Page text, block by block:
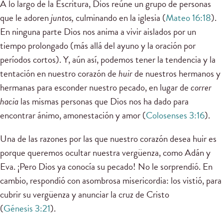
A lo largo de la Escritura, Dios reúne un grupo de personas
que le adorenjuntos,culminando en la iglesia (Mateo 16:18).
En ninguna parte Dios nos anima a vivir aislados por un
tiempo prolongado (más allá del ayuno y la oración por
períodos cortos). Y, aún así, podemos tener la tendencia y la
tentación en nuestro corazón dehuirde nuestros hermanos y
hermanas para esconder nuestro pecado, en lugar decorrer
hacialas mismas personas que Dios nos ha dado para
encontrar ánimo, amonestación y amor (Colosenses 3:16).
Una de las razones por las que nuestro corazón desea huir es
porque queremos ocultar nuestra vergüenza, como Adán y
Eva. ¡Pero Dios ya conocía su pecado! No le sorprendió. En
cambio, respondió con asombrosa misericordia: los vistió, para
cubrir su vergüenza y anunciar la cruz de Cristo
(Génesis 3:21).